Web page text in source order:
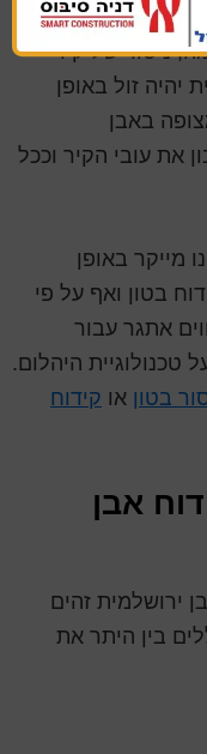
פחות תלוי באבן
ניסור של קיר
זול באופן
באבן
את עובי הקיר וככל
מייקר באופן
בטון ואף על פי
אתגר עבור
טכנולוגיית היהלום.
בטון או קידוח
אבן
ירושלמית זהים
בין היתר את